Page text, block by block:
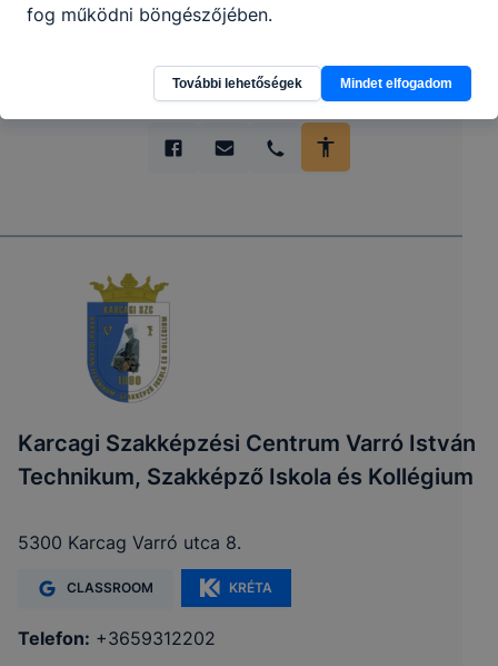
Karcagi Szakképzési Centrum Varró István
Technikum, Szakképző Iskola és Kollégium
5300 Karcag Varró utca 8.
CLASSROOM KRÉTA
Telefon: +3659312202
fog működni böngészőjében.
További lehetőségek Mindet elfogadom